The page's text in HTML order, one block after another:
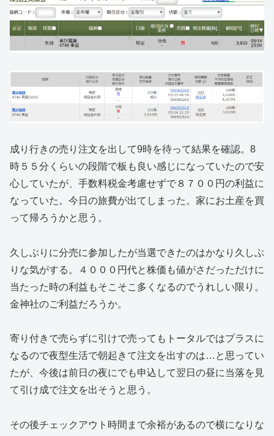
成り行きの売り注文を出して9時を待って結果を確認。8
時５５分くらいの段階で板も良い感じになっていたので安
心していたが、手数料税金考慮せずで８７００円の利益に
なっていた。今日の旅費が出てしまった。家にお土産を買
って帰ろうかと思う。
久しぶりに分売に参加したが当選できたのはかなり久しぶ
りな気がする。４０００円代と株価も値がさだっただけに
当たった時の利益もそこそこ多くなるのでうれしい限り。
金神社のご利益だろうか。
寄り付きで売らずに引けで売ってもトータルではプラスに
なるので夜型生活で朝起きて注文を出すのは…と思ってい
たが、今後は前日の夜にでも申込して翌日の昼に当落を見
て引け成で注文を出そうと思う。
その後チェックアウト時間まで余裕があるので横になりな